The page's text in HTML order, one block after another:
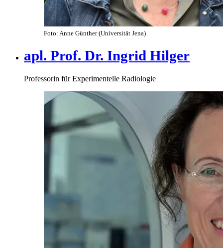
Foto: Anne Günther (Universität Jena)
apl. Prof. Dr. Ingrid Hilger
Professorin für Experimentelle Radiologie